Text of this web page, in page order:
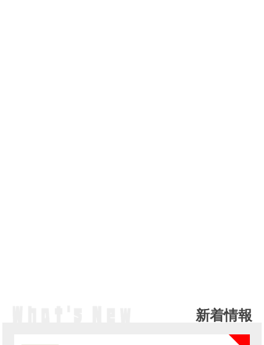
新着情報
NEW